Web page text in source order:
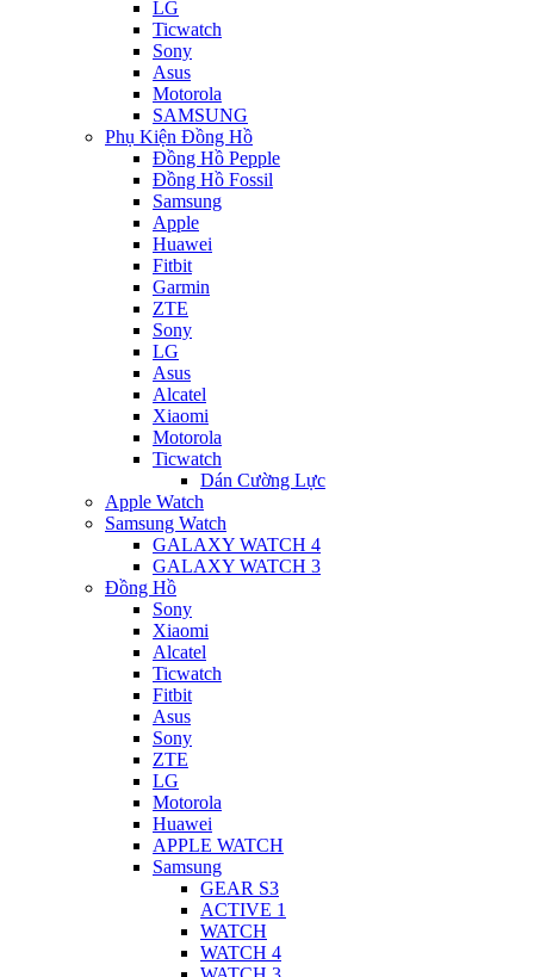
LG
Ticwatch
Sony
Asus
Motorola
SAMSUNG
Phụ Kiện Đồng Hồ
Đồng Hồ Pepple
Đồng Hồ Fossil
Samsung
Apple
Huawei
Fitbit
Garmin
ZTE
Sony
LG
Asus
Alcatel
Xiaomi
Motorola
Ticwatch
Dán Cường Lực
Apple Watch
Samsung Watch
GALAXY WATCH 4
GALAXY WATCH 3
Đồng Hồ
Sony
Xiaomi
Alcatel
Ticwatch
Fitbit
Asus
Sony
ZTE
LG
Motorola
Huawei
APPLE WATCH
Samsung
GEAR S3
ACTIVE 1
WATCH
WATCH 4